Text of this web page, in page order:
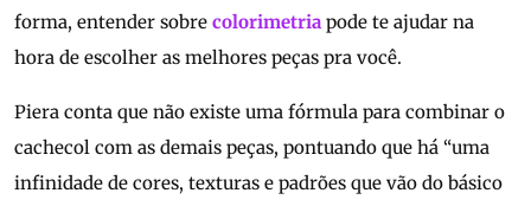
forma, entender sobre colorimetria pode te ajudar na
hora de escolher as melhores peças pra você.
Piera conta que não existe uma fórmula para combinar o
cachecol com as demais peças, pontuando que há “uma
infinidade de cores, texturas e padrões que vão do básico